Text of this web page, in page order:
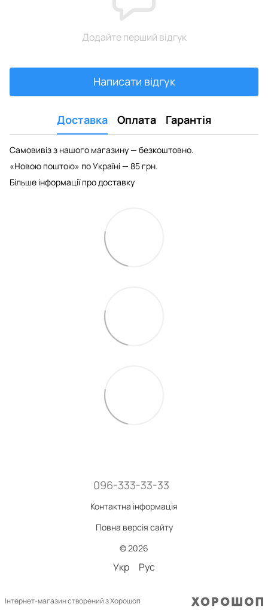
Додайте перший відгук
Написати відгук
Доставка Оплата Гарантія
Самовивіз з нашого магазину — безкоштовно.
«Новою поштою» по Україні — 85 грн.
Більше інформації про доставку
096-333-33-33
Контактна інформація
Повна версія сайту
© 2026
Укр Рус
Інтернет-магазин створений з Хорошоп